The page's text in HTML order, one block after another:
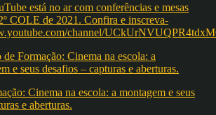
está no ar com conferências e mesas
COLE de 2021. Confira e inscreva-
channel/
Cinema na escola: a montagem e seus
e aberturas.